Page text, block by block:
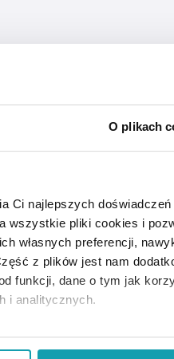
O plikach
Ci najlepszych
wszystkie pliki cookies i
własnych preferencji,
z plików jest nam
funkcji, dane o tym jak
i analitycznych.
z którymi wiąże się
napięcia nerwowego.
się z